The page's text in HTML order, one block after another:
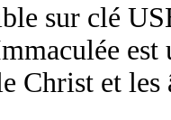
sur clé
Christ et les